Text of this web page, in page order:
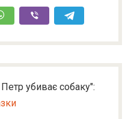
убиває собаку":